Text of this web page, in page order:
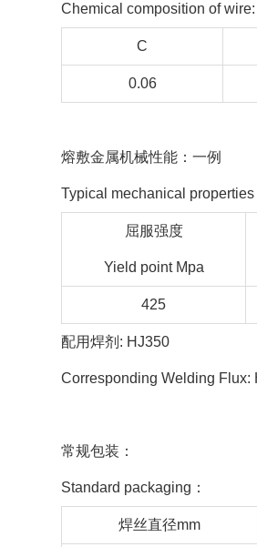
Chemical composition of wire:
C
0.06
熔敷金属机械性能：一例
Typical mechanical properties
屈服强度
Yield point Mpa
425
配用焊剂: HJ350
Corresponding Welding Flux:
常规包装：
Standard packaging：
焊丝直径mm